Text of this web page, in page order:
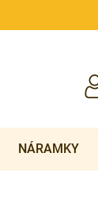
NÁRAMKY